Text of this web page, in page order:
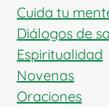
Cuida tu
Diálogos de
Espiritualidad
Novenas
Oraciones